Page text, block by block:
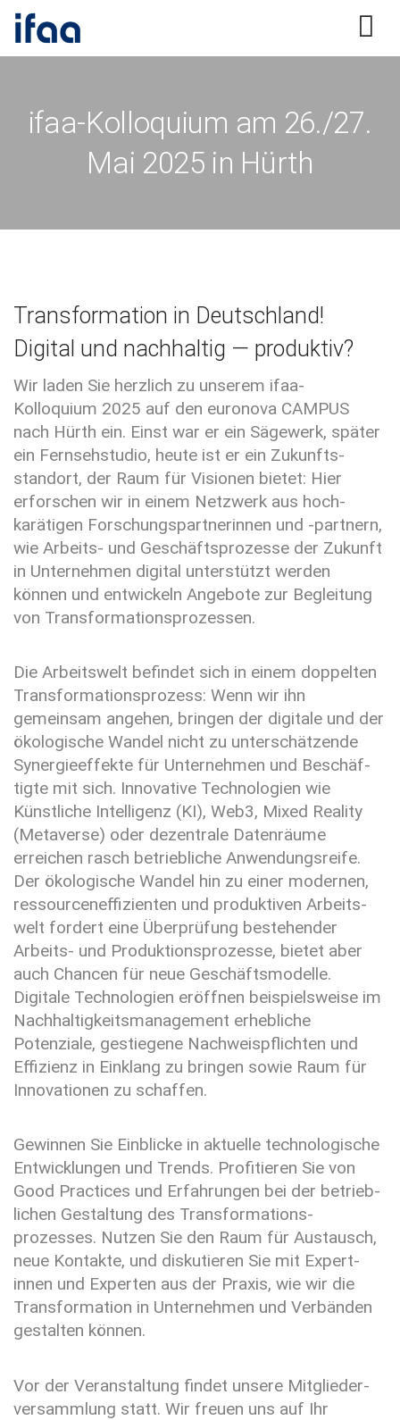
ifaa-Kolloquium am 26./27.
Mai 2025 in Hürth
Transformation in Deutschland!
Digital und nachhaltig — produktiv?
Wir laden Sie herzlich zu unserem ifaa-
Kolloquium 2025 auf den euronova CAMPUS
nach Hürth ein. Einst war er ein Sägewerk, später
ein Fernseh­studio, heute ist er ein Zukunfts­
standort, der Raum für Visionen bietet: Hier
erforschen wir in einem Netzwerk aus hoch­
karätigen Forschungs­partnerinnen und -partnern,
wie Arbeits- und Geschäfts­prozesse der Zukunft
in Unter­nehmen digital unter­stützt werden
können und entwickeln Angebote zur Begleitung
von Trans­formations­prozessen.
Die Arbeits­welt befindet sich in einem doppelten
Trans­forma­tions­prozess: Wenn wir ihn
gemeinsam angehen, bringen der digitale und der
ökologische Wandel nicht zu unter­schätzende
Synergie­effekte für Unter­nehmen und Beschäf­
tigte mit sich. Inno­vative Techno­logien wie
Künstliche Intelligenz (KI), Web3, Mixed Reality
(Metaverse) oder dezentrale Daten­räume
erreichen rasch betrieb­liche Anwen­dungs­reife.
Der ökolo­gische Wandel hin zu einer modernen,
ressourcen­effizienten und produktiven Arbeits­
welt fordert eine Über­prüfung beste­hender
Arbeits- und Produk­tions­prozesse, bietet aber
auch Chancen für neue Geschäfts­modelle.
Digitale Techno­logien eröffnen beispiels­weise im
Nach­haltig­keits­manage­ment erhebliche
Potenziale, gestiegene Nachweis­pflichten und
Effizienz in Einklang zu bringen sowie Raum für
Innova­tionen zu schaffen.
Gewinnen Sie Einblicke in aktuelle techno­logische
Entwicklungen und Trends. Profitieren Sie von
Good Practices und Erfah­rungen bei der betrieb­
lichen Gestaltung des Trans­formations­
prozesses. Nutzen Sie den Raum für Austausch,
neue Kontakte, und disku­tieren Sie mit Expert­
innen und Experten aus der Praxis, wie wir die
Trans­formation in Unter­nehmen und Verbänden
gestalten können.
Vor der Veranstaltung findet unsere Mitglieder­
versammlung statt. Wir freuen uns auf Ihr